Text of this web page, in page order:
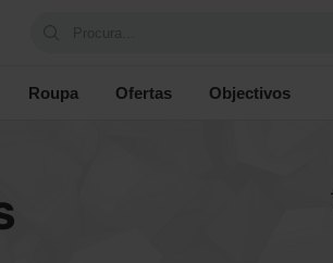
Roupa Ofertas Objectivos